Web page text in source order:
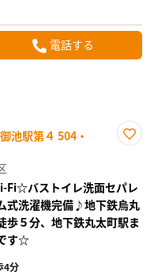
電話する
池駅第４ 504・
録
Fi☆バストイレ洗面セパレ
式洗濯機完備♪地下鉄烏丸
歩５分、地下鉄丸太町駅ま
す☆
4分